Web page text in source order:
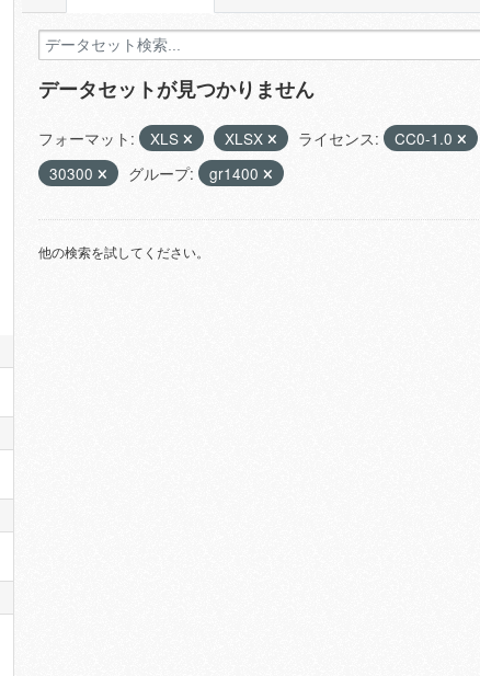
データセットが見つかりません
フォーマット: XLS XLSX ライセンス: CC0-1.0
30300
グループ: gr1400
他の検索を試してください。